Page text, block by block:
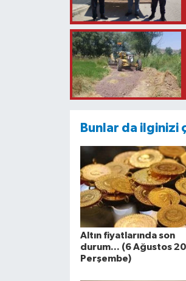
Bunlar da ilginizi
Altın fiyatlarında son
durum... (6 Ağustos
Perşembe)